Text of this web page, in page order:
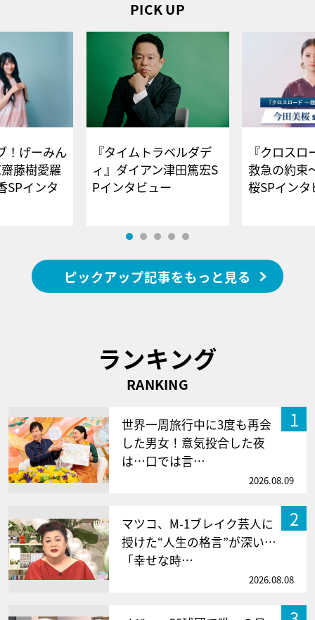
PICK UP
！げーみん
藤樹愛羅
SPインタ
『タイムトラベルダデ
ィ』ダイアン津田篤宏S
Pインタビュー
『クロス
救急の約束
桜SPイ
ピックアップ記事をもっと見る
ランキング
RANKING
1
世界一周旅行中に3度も再会
した男女！意気投合した夜
は…口では言…
2026.08.09
2
マツコ、M-1ブレイク芸人に
授けた“人生の格言”が深い…
「幸せな時…
2026.08.08